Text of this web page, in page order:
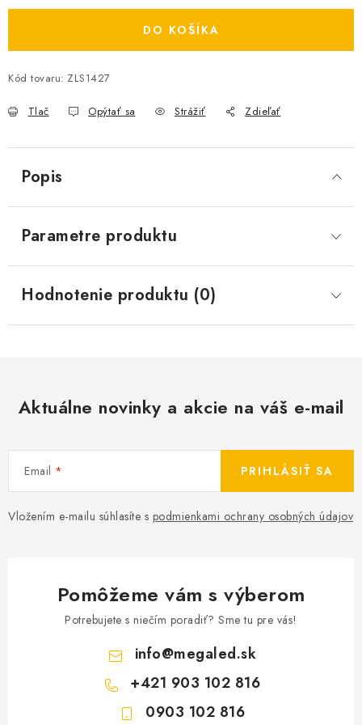
DO KOŠÍKA
Kód tovaru: ZLS1427
Tlač Opýtať sa Strážiť Zdieľať
Popis
Parametre produktu
Hodnotenie produktu (0)
Aktuálne novinky a akcie na váš e-mail
Email
Vložením e-mailu súhlasíte s podmienkami ochrany osobných údajov
PRIHLÁSIŤ SA
Pomôžeme vám s výberom
Potrebujete s niečím poradiť? Sme tu pre vás!
info@megaled.sk
+421 903 102 816
0903 102 816